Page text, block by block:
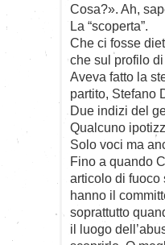
Cosa?». Ah,
La “scoperta”.
Che ci fosse
che sul profilo
Aveva fatto la
partito, Stefano
Due indizi del
Qualcuno
Solo voci ma
Fino a quando
articolo di fuoco
hanno il
soprattutto
il luogo